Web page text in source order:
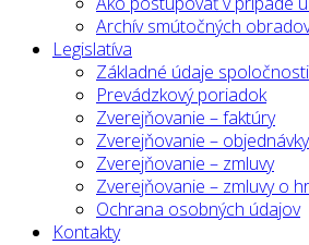
Archív smútočných
Legislatíva
Základné údaje spoločnosti
Prevádzkový poriadok
Zverejňovanie – faktúry
Zverejňovanie – objednávky
Zverejňovanie – zmluvy
Zverejňovanie – zmluvy o
Ochrana osobných údajov
Kontakty